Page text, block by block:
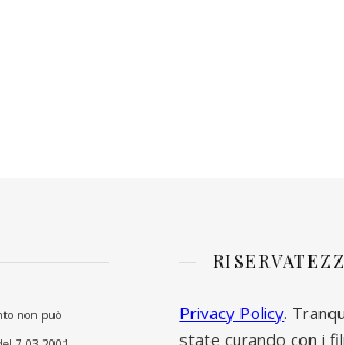
non può
Privacy Policy.
state curando con i